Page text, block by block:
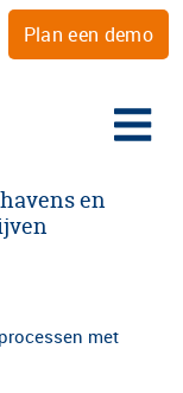
Plan een demo
en
met